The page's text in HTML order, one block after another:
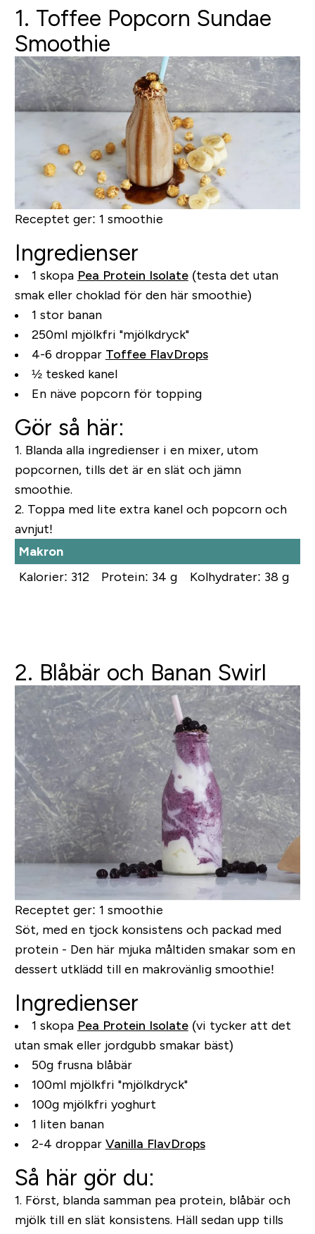
1. Toffee Popcorn Sundae
Smoothie
Receptet ger: 1 smoothie
Ingredienser
1 skopa Pea Protein Isolate(testa det utan
smak eller choklad för den här smoothie)
1 stor banan
250ml mjölkfri "mjölkdryck"
4-6 droppar Toffee FlavDrops
½ tesked kanel
En näve popcorn för topping
Gör så här:
1. Blanda alla ingredienser i en mixer, utom
popcornen, tills det är en slät och jämn
smoothie.
2. Toppa med lite extra kanel och popcorn och
avnjut!
Makron
Kalorier: 312
Protein: 34 g Kolhydrater: 38 g
2. Blåbär och Banan Swirl
Receptet ger: 1 smoothie
Söt, med en tjock konsistens och packad med
protein - Den här mjuka måltiden smakar som en
dessert utklädd till en makrovänlig smoothie!
Ingredienser
1 skopa Pea Protein Isolate(vi tycker att det
utan smak eller jordgubb smakar bäst)
50g frusna blåbär
100ml mjölkfri "mjölkdryck"
100g mjölkfri yoghurt
1 liten banan
2-4 droppar Vanilla FlavDrops
Så här gör du:
1. Först, blanda samman pea protein, blåbär och
mjölk till en slät konsistens. Häll sedan upp tills